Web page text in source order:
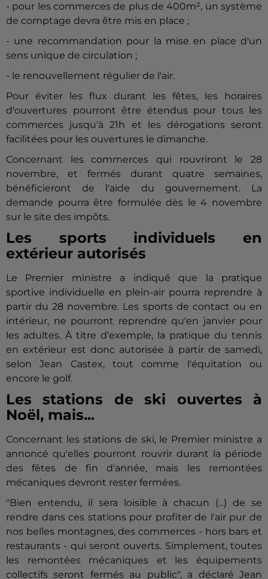
- pour les commerces de plus de 400m², un système
de comptage devra être mis en place ;
- une recommandation pour la mise en place d'un
sens unique de circulation ;
- le renouvellement régulier de l'air.
Pour éviter les flux durant les fêtes, les horaires
d'ouvertures pourront être étendus pour tous les
commerces jusqu'à 21h et les dérogations seront
facilitées pour les ouvertures le dimanche.
Concernant les commerces qui rouvriront le 28
novembre, et fermés durant quatre semaines,
bénéficieront de l'aide du gouvernement. La
demande pourra être formulée dès le 4 novembre
sur le site des impôts.
Les sports individuels en
extérieur autorisés
Le Premier ministre a indiqué que la pratique
sportive individuelle en plein-air pourra reprendre à
partir du 28 novembre. Les sports de contact ou en
intérieur, ne pourront reprendre qu'en janvier pour
les adultes. À titre d'exemple, la pratique du tennis
en extérieur est donc autorisée à partir de samedi,
selon Jean Castex, tout comme l'équitation ou
encore le golf.
Les stations de ski ouvertes à
Noël, mais...
Concernant les stations de ski, le Premier ministre a
annoncé qu'elles pourront rouvrir durant la période
des fêtes de fin d'année, mais les remontées
mécaniques devront rester fermées.
"Bien entendu, il sera loisible à chacun (...) de se
rendre dans ces stations pour profiter de l'air pur de
nos belles montagnes, des commerces - hors bars et
restaurants - qui seront ouverts. Simplement, toutes
les remontées mécaniques et les équipements
collectifs seront fermés au public", a déclaré Jean